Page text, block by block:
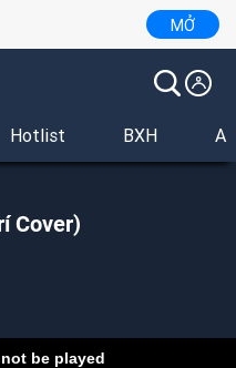
MỞ
Hotlist BXH
Cover)
be played